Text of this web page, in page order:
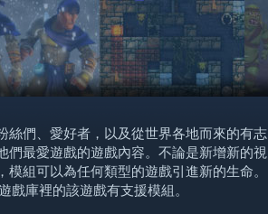
絲們、愛好者，以及從世界各地而來的有志
們最愛遊戲的遊戲內容。不論是新增新的視
組可以為任何類型的遊戲引進新的生命。
庫裡的該遊戲有支援模組。